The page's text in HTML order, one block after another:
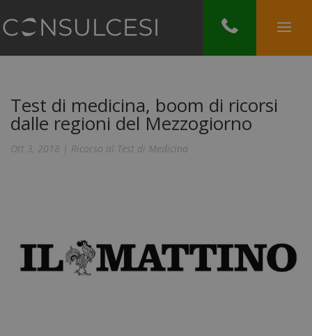
Test di medicina, boom di ricorsi
dalle regioni del Mezzogiorno
Ott 3, 2018 Ricorso al Test di Medicina